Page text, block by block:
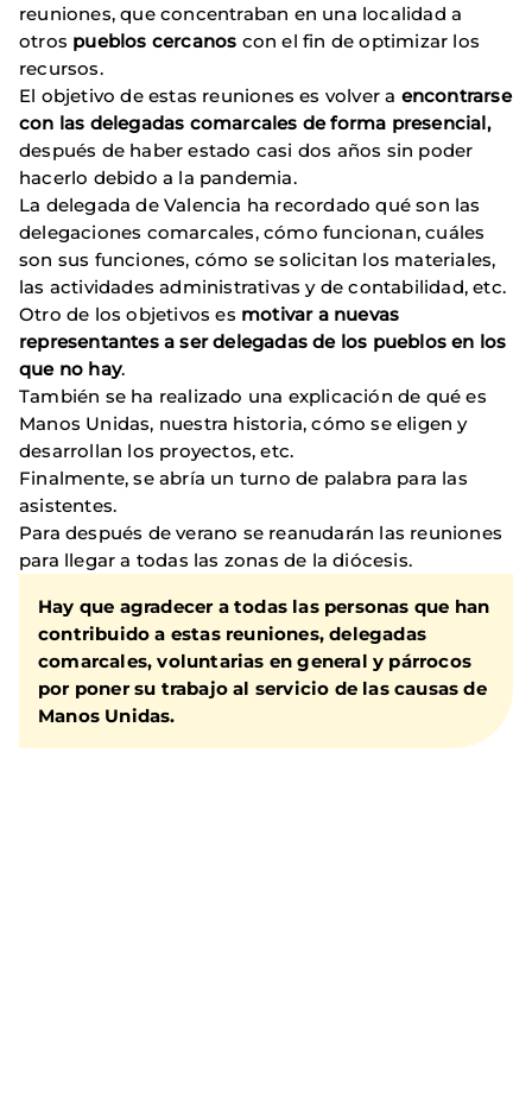
reuniones, que concentraban en una localidad a
otros pueblos cercanos con el fin de optimizar los
recursos.
El objetivo de estas reuniones es volver a encontrarse
con las delegadas comarcales de forma presencial,
después de haber estado casi dos años sin poder
hacerlo debido a la pandemia.
La delegada de Valencia ha recordado qué son las
delegaciones comarcales, cómo funcionan, cuáles
son sus funciones, cómo se solicitan los materiales,
las actividades administrativas y de contabilidad, etc.
Otro de los objetivos es motivar a nuevas
representantes a ser delegadas de los pueblos en los
que no hay.
También se ha realizado una explicación de qué es
Manos Unidas, nuestra historia, cómo se eligen y
desarrollan los proyectos, etc.
Finalmente, se abría un turno de palabra para las
asistentes.
Para después de verano se reanudarán las reuniones
para llegar a todas las zonas de la diócesis.
Hay que agradecer a todas las personas que han
contribuido a estas reuniones, delegadas
comarcales, voluntarias en general y párrocos
por poner su trabajo al servicio de las causas de
Manos Unidas.